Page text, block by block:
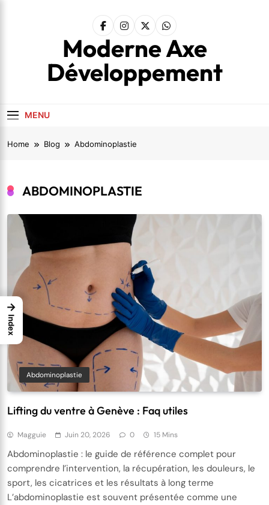
Moderne Axe
Développement
MENU
Home Blog Abdominoplastie
ABDOMINOPLASTIE
Abdominoplastie
Lifting du ventre à Genève : Faq utiles
Magguie Juin 20, 2026 0 15 Mins
Abdominoplastie : le guide de référence complet pour
comprendre l’intervention, la récupération, les douleurs, le
sport, les cicatrices et les résultats à long terme
L’abdominoplastie est souvent présentée comme une
→
Index